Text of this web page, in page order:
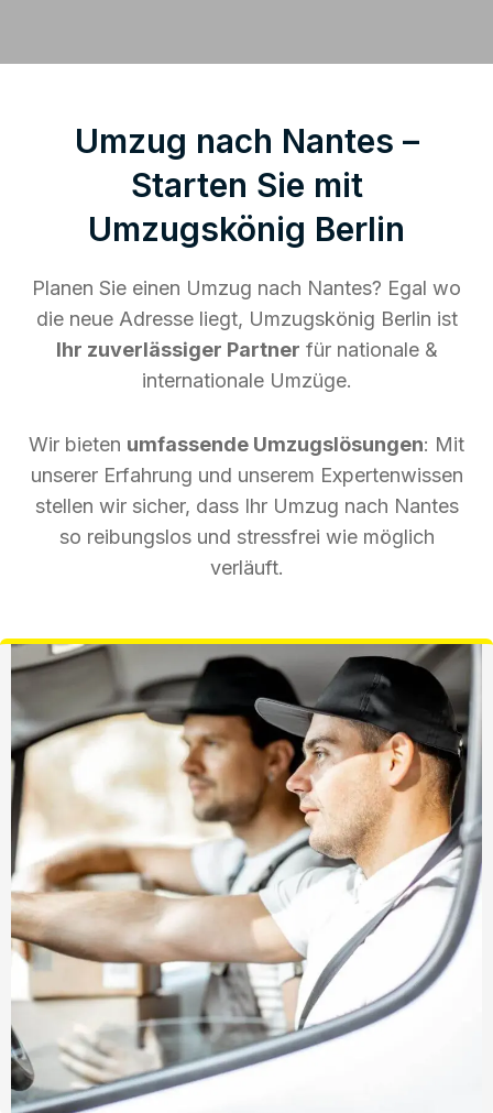
Umzug nach Nantes –
Starten Sie mit
Umzugskönig Berlin
Planen Sie einen Umzug nach Nantes? Egal wo
die neue Adresse liegt, Umzugskönig Berlin ist
Ihr zuverlässiger Partner für nationale &
internationale Umzüge.
Wir bieten umfassende Umzugslösungen: Mit
unserer Erfahrung und unserem Expertenwissen
stellen wir sicher, dass Ihr Umzug nach Nantes
so reibungslos und stressfrei wie möglich
verläuft.